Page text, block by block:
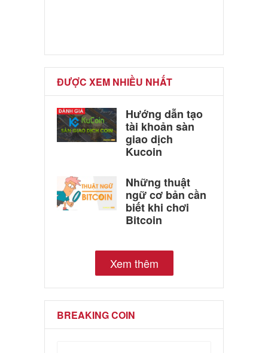
ĐƯỢC XEM NHIỀU NHẤT
Hướng dẫn tạo
tài khoản sàn
giao dịch
Kucoin
Những thuật
ngữ cơ bản cần
biết khi chơi
Bitcoin
Xem thêm
BREAKING COIN